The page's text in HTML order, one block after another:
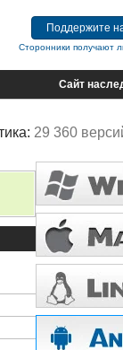
Поддержите
Сторонники получают
Сайт
29 360